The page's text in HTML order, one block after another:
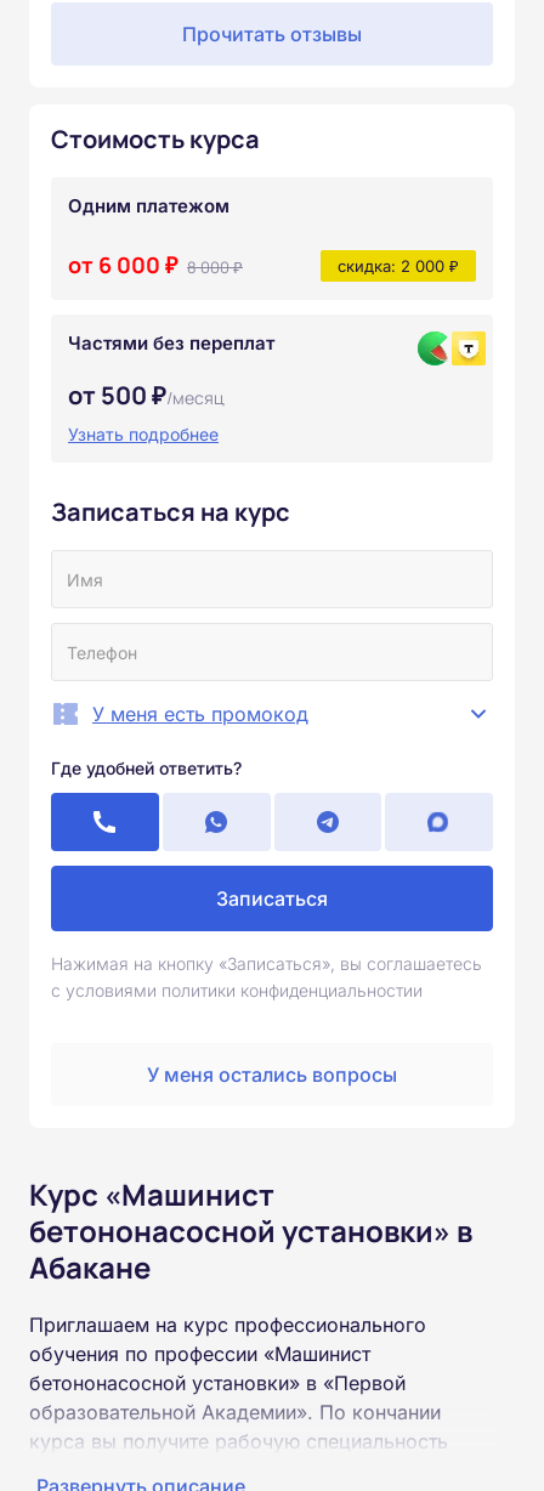
Прочитать отзывы
Стоимость курса
Одним платежом
от 6 000 ₽ 8 000 ₽ скидка: 2 000 ₽
Частями без переплат
от 500 ₽/месяц
Узнать подробнее
Записаться на курс
У меня есть промокод
Где удобней ответить?
Записаться
Нажимая на кнопку «Записаться», вы соглашаетесь
с условиями политики конфиденциальностии
У меня остались вопросы
Курс «Машинист
бетононасосной установки» в
Абакане
Приглашаем на курс профессионального
обучения по профессии «Машинист
бетононасосной установки» в «Первой
образовательной Академии». По кончании
курса вы получите рабочую специальность
Развернуть описание